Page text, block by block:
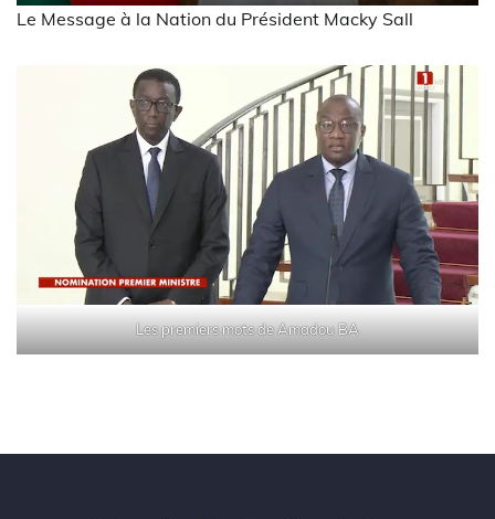
Le Message à la Nation du Président Macky Sall
Les premiers mots de Amadou BA